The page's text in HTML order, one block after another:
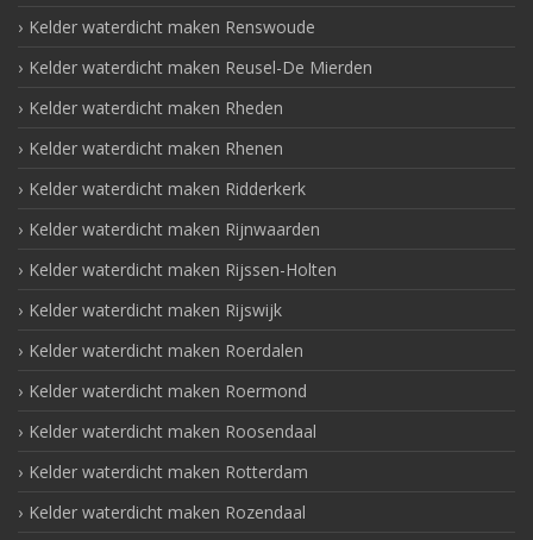
Kelder waterdicht maken Renswoude
Kelder waterdicht maken Reusel-De Mierden
Kelder waterdicht maken Rheden
Kelder waterdicht maken Rhenen
Kelder waterdicht maken Ridderkerk
Kelder waterdicht maken Rijnwaarden
Kelder waterdicht maken Rijssen-Holten
Kelder waterdicht maken Rijswijk
Kelder waterdicht maken Roerdalen
Kelder waterdicht maken Roermond
Kelder waterdicht maken Roosendaal
Kelder waterdicht maken Rotterdam
Kelder waterdicht maken Rozendaal